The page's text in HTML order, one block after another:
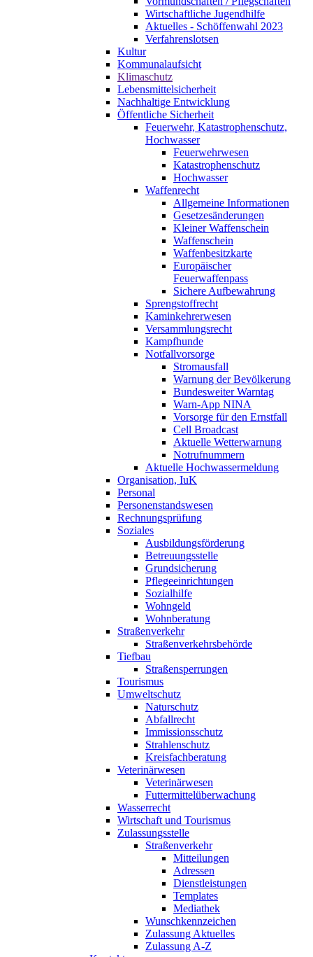
Wirtschaftliche Jugendhilfe
Aktuelles - Schöffenwahl 2023
Verfahrenslotsen
Kultur
Kommunalaufsicht
Klimaschutz
Lebensmittelsicherheit
Nachhaltige Entwicklung
Öffentliche Sicherheit
Feuerwehr, Katastrophenschutz,
Hochwasser
Feuerwehrwesen
Katastrophenschutz
Hochwasser
Waffenrecht
Allgemeine Informationen
Gesetzesänderungen
Kleiner Waffenschein
Waffenschein
Waffenbesitzkarte
Europäischer
Feuerwaffenpass
Sichere Aufbewahrung
Sprengstoffrecht
Kaminkehrerwesen
Versammlungsrecht
Kampfhunde
Notfallvorsorge
Stromausfall
Warnung der Bevölkerung
Bundesweiter Warntag
Warn-App NINA
Vorsorge für den Ernstfall
Cell Broadcast
Aktuelle Wetterwarnung
Notrufnummern
Aktuelle Hochwassermeldung
Organisation, IuK
Personal
Personenstandswesen
Rechnungsprüfung
Soziales
Ausbildungsförderung
Betreuungsstelle
Grundsicherung
Pflegeeinrichtungen
Sozialhilfe
Wohngeld
Wohnberatung
Straßenverkehr
Straßenverkehrsbehörde
Tiefbau
Straßensperrungen
Tourismus
Umweltschutz
Naturschutz
Abfallrecht
Immissionsschutz
Strahlenschutz
Kreisfachberatung
Veterinärwesen
Veterinärwesen
Futtermittelüberwachung
Wasserrecht
Wirtschaft und Tourismus
Zulassungsstelle
Straßenverkehr
Mitteilungen
Adressen
Dienstleistungen
Templates
Mediathek
Wunschkennzeichen
Zulassung Aktuelles
Zulassung A-Z